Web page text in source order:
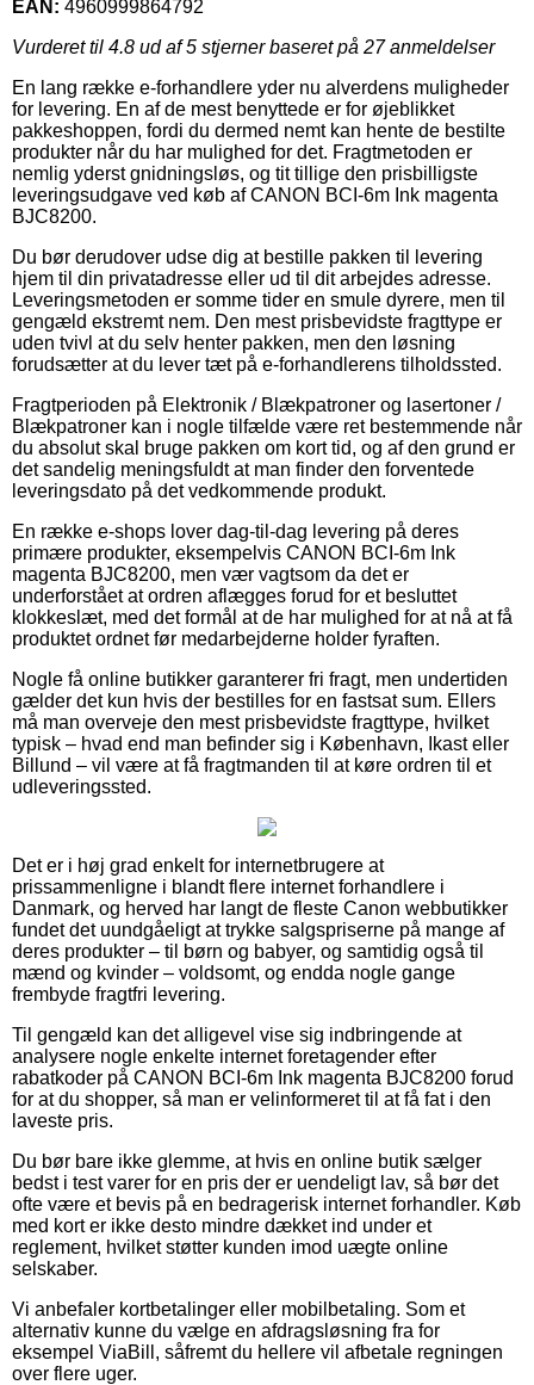
EAN: 4960999864792
Vurderet til 4.8 ud af 5 stjerner baseret på 27anmeldelser
En lang række e-forhandlere yder nu alverdens muligheder
for levering. En af de mest benyttede er for øjeblikket
pakkeshoppen, fordi du dermed nemt kan hente de bestilte
produkter når du har mulighed for det. Fragtmetoden er
nemlig yderst gnidningsløs, og tit tillige den prisbilligste
leveringsudgave ved køb af CANON BCI-6m Ink magenta
BJC8200.
Du bør derudover udse dig at bestille pakken til levering
hjem til din privatadresse eller ud til dit arbejdes adresse.
Leveringsmetoden er somme tider en smule dyrere, men til
gengæld ekstremt nem. Den mest prisbevidste fragttype er
uden tvivl at du selv henter pakken, men den løsning
forudsætter at du lever tæt på e-forhandlerens tilholdssted.
Fragtperioden på Elektronik / Blækpatroner og lasertoner /
Blækpatroner kan i nogle tilfælde være ret bestemmende når
du absolut skal bruge pakken om kort tid, og af den grund er
det sandelig meningsfuldt at man finder den forventede
leveringsdato på det vedkommende produkt.
En række e-shops lover dag-til-dag levering på deres
primære produkter, eksempelvis CANON BCI-6m Ink
magenta BJC8200, men vær vagtsom da det er
underforstået at ordren aflægges forud for et besluttet
klokkeslæt, med det formål at de har mulighed for at nå at få
produktet ordnet før medarbejderne holder fyraften.
Nogle få online butikker garanterer fri fragt, men undertiden
gælder det kun hvis der bestilles for en fastsat sum. Ellers
må man overveje den mest prisbevidste fragttype, hvilket
typisk – hvad end man befinder sig i København, Ikast eller
Billund – vil være at få fragtmanden til at køre ordren til et
udleveringssted.
Det er i høj grad enkelt for internetbrugere at
prissammenligne i blandt flere internet forhandlere i
Danmark, og herved har langt de fleste Canon webbutikker
fundet det uundgåeligt at trykke salgspriserne på mange af
deres produkter – til børn og babyer, og samtidig også til
mænd og kvinder – voldsomt, og endda nogle gange
frembyde fragtfri levering.
Til gengæld kan det alligevel vise sig indbringende at
analysere nogle enkelte internet foretagender efter
rabatkoder på CANON BCI-6m Ink magenta BJC8200 forud
for at du shopper, så man er velinformeret til at få fat i den
laveste pris.
Du bør bare ikke glemme, at hvis en online butik sælger
bedst i test varer for en pris der er uendeligt lav, så bør det
ofte være et bevis på en bedragerisk internet forhandler. Køb
med kort er ikke desto mindre dækket ind under et
reglement, hvilket støtter kunden imod uægte online
selskaber.
Vi anbefaler kortbetalinger eller mobilbetaling. Som et
alternativ kunne du vælge en afdragsløsning fra for
eksempel ViaBill, såfremt du hellere vil afbetale regningen
over flere uger.